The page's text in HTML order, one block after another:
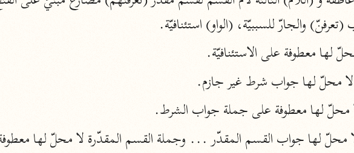
موسوعات
روح المعاني
الآلوسي (١٢٧٠ هـ)
مفاتيح الغيب
فخر الدين الرازي (٦٠٦ هـ)
أيسر
تفسير القرآن
والجارّ للسببيّة، (الواو) استئنافيّة.
لها معطوفة على الاستئنافيّة.
لا محلّ لها جواب شرط غير جازم.
محلّ لها معطوفة على جملة جواب الشرط.